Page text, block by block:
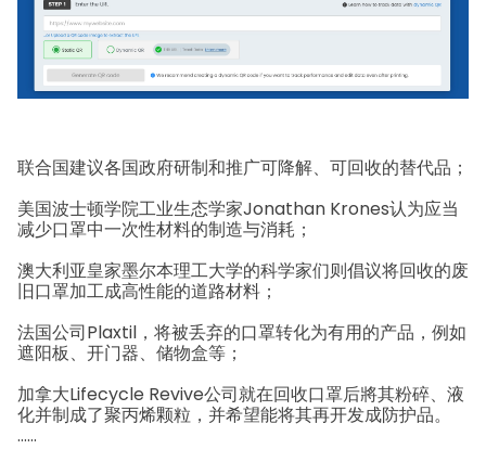
联合国建议各国政府研制和推广可降解、可回收的替代品；
美国波士顿学院工业生态学家Jonathan Krones认为应当
减少口罩中一次性材料的制造与消耗；
澳大利亚皇家墨尔本理工大学的科学家们则倡议将回收的废
旧口罩加工成高性能的道路材料；
法国公司Plaxtil，将被丢弃的口罩转化为有用的产品，例如
遮阳板、开门器、储物盒等；
加拿大Lifecycle Revive公司就在回收口罩后將其粉碎、液
化并制成了聚丙烯颗粒，并希望能将其再开发成防护品。
……